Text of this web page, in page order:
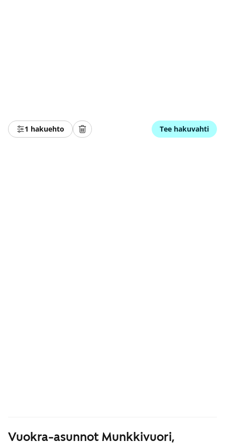
1 hakuehto Tee hakuvahti
Vuokra-asunnot Munkkivuori,